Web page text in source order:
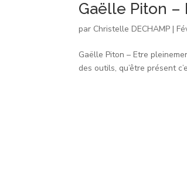
Gaëlle Piton
par Christelle DECHAMP |
Gaëlle Piton – Etre
des outils, qu’être présent